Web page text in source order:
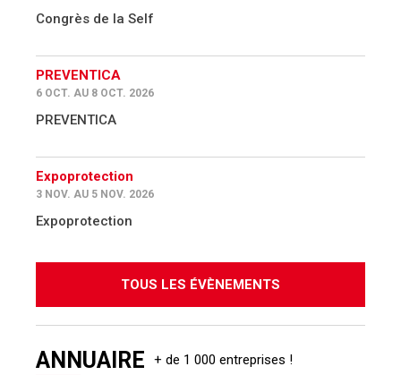
Congrès de la Self
PREVENTICA
6 OCT. AU 8 OCT. 2026
PREVENTICA
Expoprotection
3 NOV. AU 5 NOV. 2026
Expoprotection
TOUS LES ÉVÈNEMENTS
ANNUAIRE